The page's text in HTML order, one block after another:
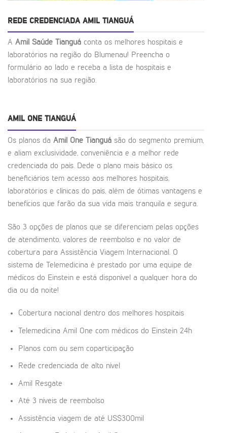
REDE CREDENCIADA AMIL TIANGUÁ
A Amil Saúde Tianguá conta os melhores hospitais e
laboratórios na região do Blumenau! Preencha o
formulário ao lado e receba a lista de hospitais e
laboratórios na sua região.
AMIL ONE TIANGUÁ
Os planos da Amil One Tianguá são do segmento premium,
e aliam exclusividade, conveniência e a melhor rede
credenciada do país. Dede o plano mais básico os
beneficiários tem acesso aos melhores hospitais,
laboratórios e clínicas do país, além de ótimas vantagens e
benefícios que farão da sua vida mais tranquila e segura.
São 3 opções de planos que se diferenciam pelas opções
de atendimento, valores de reembolso e no valor de
cobertura para Assistência Viagem Internacional. O
sistema de Telemedicina é prestado por uma equipe de
médicos do Einstein e está disponível a qualquer hora do
dia ou da noite!
Cobertura nacional dentro dos melhores hospitais
Telemedicina Amil One com médicos do Einstein 24h
Planos com ou sem coparticipação
Rede credenciada de alto nível
Amil Resgate
Até 3 níveis de reembolso
Assistência viagem de até US$300mil